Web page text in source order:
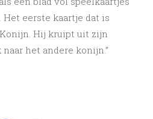
Het eerste kaartje dat is
Hij kruipt uit zijn
het andere konijn.”